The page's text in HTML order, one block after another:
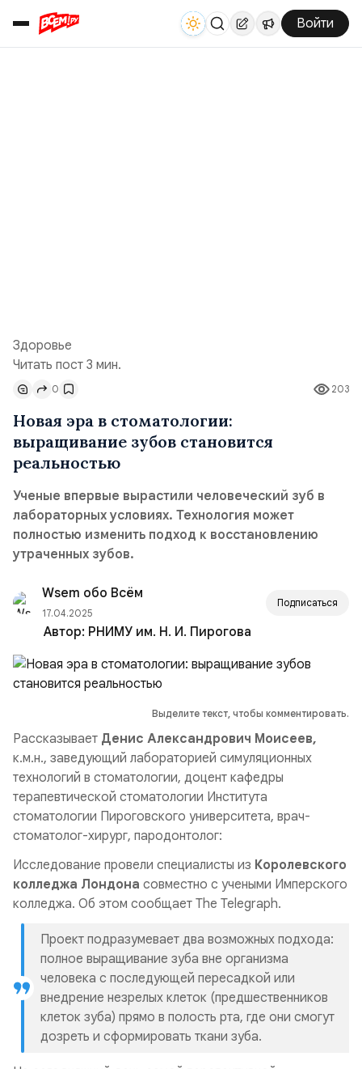
Войти
Здоровье
Читать пост 3 мин.
203
0
Новая эра в стоматологии:
выращивание зубов становится
реальностью
Ученые впервые вырастили человеческий зуб в
лабораторных условиях. Технология может
полностью изменить подход к восстановлению
утраченных зубов.
Wsem обо Всём
17.04.2025
Подписаться
Автор: РНИМУ им. Н. И. Пирогова
Выделите текст, чтобы комментировать.
Рассказывает Денис Александрович Моисеев,
к.м.н., заведующий лабораторией симуляционных
технологий в стоматологии, доцент кафедры
терапевтической стоматологии Института
стоматологии Пироговского университета, врач-
стоматолог-хирург, пародонтолог:
Исследование провели специалисты из Королевского
колледжа Лондона совместно с учеными Имперского
колледжа. Об этом сообщает The Telegraph.
Проект подразумевает два возможных подхода:
полное выращивание зуба вне организма
человека с последующей пересадкой или
внедрение незрелых клеток (предшественников
клеток зуба) прямо в полость рта, где они смогут
дозреть и сформировать ткани зуба.